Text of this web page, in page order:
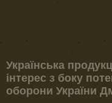
Українська
інтерес з боку
оборони України